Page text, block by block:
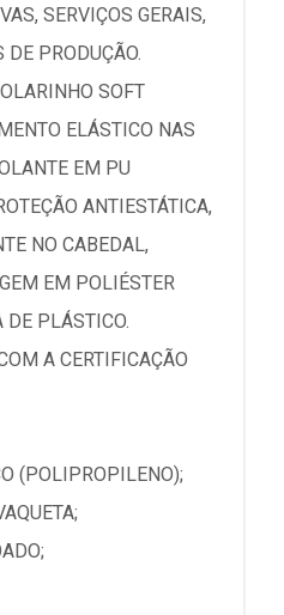
SERVIÇOS GERAIS,
DE PRODUÇÃO.
SOFT
ELÁSTICO NAS
EM PU
ANTIESTÁTICA,
NO CABEDAL,
EM POLIÉSTER
DE PLÁSTICO.
A CERTIFICAÇÃO
(POLIPROPILENO);